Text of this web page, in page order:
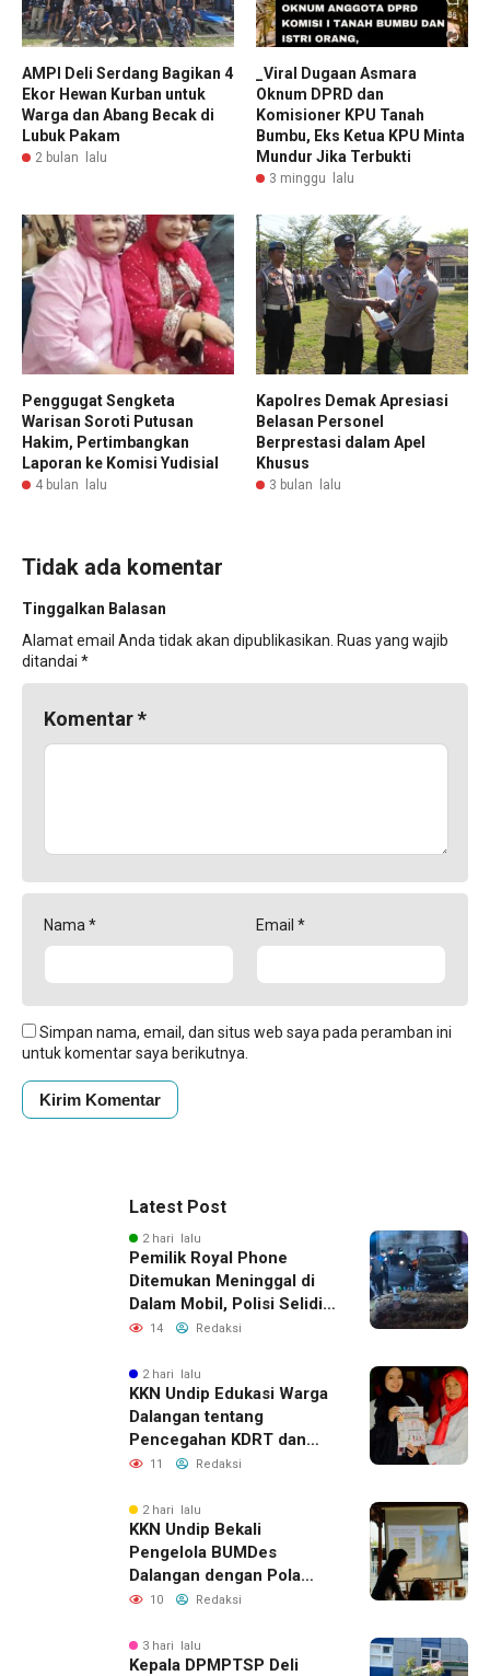
AMPI Deli Serdang Bagikan 4
Ekor Hewan Kurban untuk
Warga dan Abang Becak di
Lubuk Pakam
2 bulan lalu
_Viral Dugaan Asmara
Oknum DPRD dan
Komisioner KPU Tanah
Bumbu, Eks Ketua KPU Minta
Mundur Jika Terbukti
3 minggu lalu
Penggugat Sengketa
Warisan Soroti Putusan
Hakim, Pertimbangkan
Laporan ke Komisi Yudisial
4 bulan lalu
Kapolres Demak Apresiasi
Belasan Personel
Berprestasi dalam Apel
Khusus
3 bulan lalu
Tidak ada komentar
Tinggalkan Balasan
Alamat email Anda tidak akan dipublikasikan. Ruas yang wajib
ditandai *
Komentar*
Nama * Email *
Simpan nama, email, dan situs web saya pada peramban ini
untuk komentar saya berikutnya.
Latest Post
2 hari lalu
Pemilik Royal Phone
Ditemukan Meninggal di
Dalam Mobil, Polisi Selidiki
Dugaan Keterkaitan
14 Redaksi
2 hari lalu
KKN Undip Edukasi Warga
Dalangan tentang
Pencegahan KDRT dan
Komunikasi Keluarga
11 Redaksi
2 hari lalu
KKN Undip Bekali
Pengelola BUMDes
Dalangan dengan Pola
Pikir Inovatif
10 Redaksi
3 hari lalu
Kepala DPMPTSP Deli